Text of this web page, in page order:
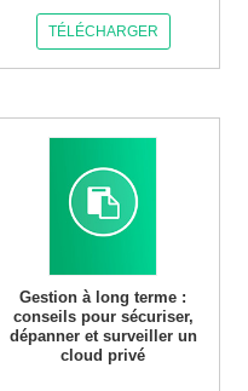
TÉLÉCHARGER
Gestion à long terme :
conseils pour sécuriser,
dépanner et surveiller un
cloud privé